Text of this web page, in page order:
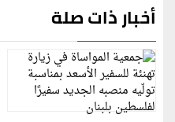
أخبار ذات صلة